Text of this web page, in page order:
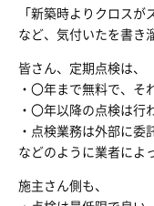
「新築時よりクロスが
など、気付いたを書き
皆さん、定期点検は、
・〇年まで無料で、そ
・〇年以降の点検は行
・点検業務は外部に委
などのように業者によ
施主さん側も、